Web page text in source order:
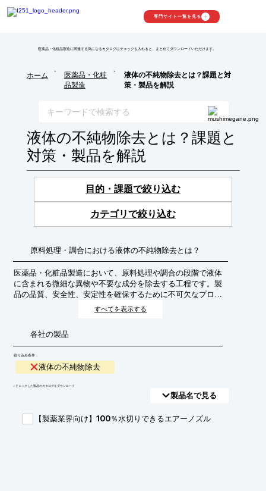
専門サイト一覧を見る
医薬品・化粧品製造に関連する気になるカタログにチェックを入れると、まとめてダウンロードいただけます。
ホーム
>
医薬品・化粧
品製造
>
液体の不純物除去とは？課題と対
策・製品を解説
液体の不純物除去とは？課題と
対策・製品を解説
目的・課題で絞り込む
カテゴリで絞り込む
原料処理・調合における液体の不純物除去とは？
医薬品・化粧品製造において、原料処理や調合の段階で液体
に含まれる微細な異物や不要な成分を除去する工程です。製
品の品質、安全性、安定性を確保するために不可欠なプロセ
スであり、最終製品の有効性や使用感に直接影響を与えま
すべてを表示する
各社の製品
絞り込み条件：
液体の不純物除去
​▼チェックした製品のカタログをダウンロード
製品名で見る
【製薬業界向け】100％水切りできるエアーノズル